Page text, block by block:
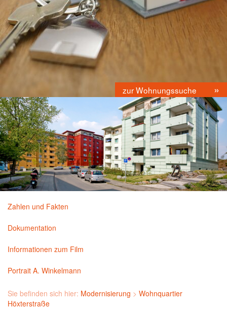
zur Wohnungssuche
Zahlen und Fakten
Dokumentation
Informationen zum Film
Portrait A. Winkelmann
Sie befinden sich hier: Modernisierung > Wohnquartier
Höxterstraße